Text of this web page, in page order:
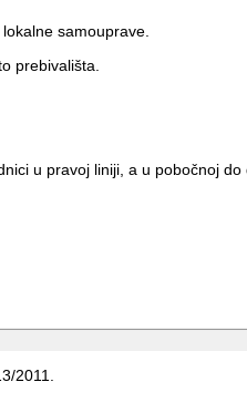
samouprave.
prebivališta.
u pravoj liniji, a u pobočnoj
2011.